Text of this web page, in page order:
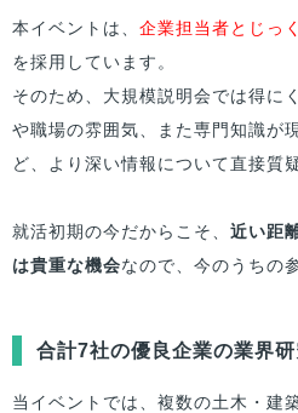
本イベントは、 企業担当者とじっ
を採用しています。
そのため、大規模説明会では得に
や職場の雰囲気、また専門知識が
ど、より深い情報について直接質
就活初期の今だからこそ、 近い距
は貴重な機会なので、今のうちの
合計7社の優良企業の業界研
当イベントでは、複数の土木・建